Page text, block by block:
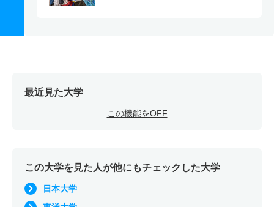
最近見た大学
この機能をOFF
この大学を見た人が他にもチェックした大学
日本大学